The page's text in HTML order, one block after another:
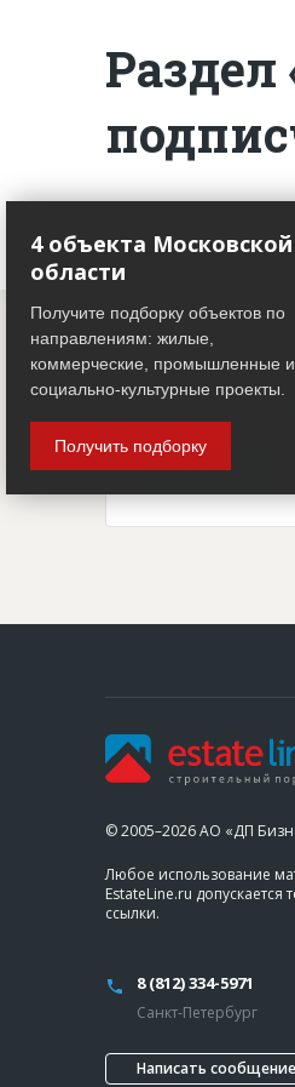
Описание объекта
Чтобы
платная
Войти
© 2005–2026 АО «ДП
Любое использование
EstateLine.ru
ссылки.
8 (812) 334-5971
Санкт-Петербург
Написать сообщение
4 объекта Московской
области
Получите подборку объектов по
направлениям: жилые,
коммерческие, промышленные
социально-культурные проекты.
Получить подборку